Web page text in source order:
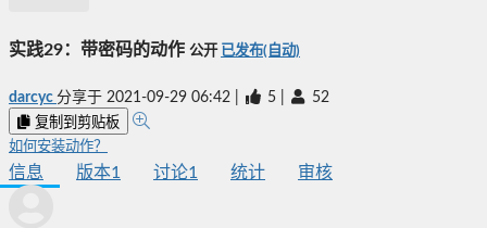
实践29：带密码的动作 公开 已发布(自动)
darcyc 分享于 2021-09-29 06:42 5 52
复制到剪贴板
如何安装动作？
信息 版本1 讨论1 统计 审核